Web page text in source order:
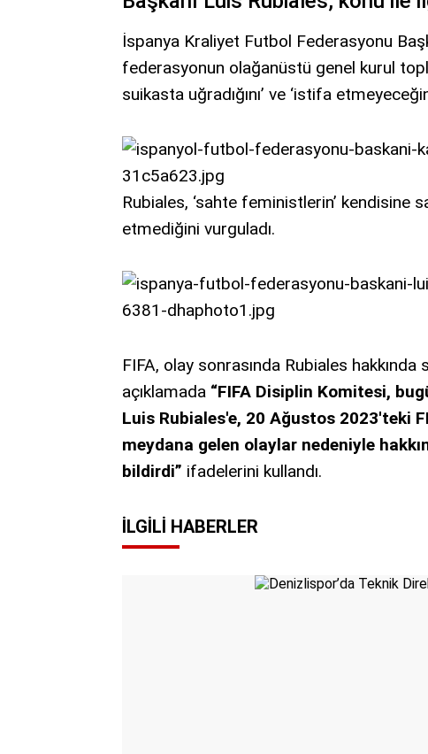
İspanya Kraliyet Futbol Federasyonu
federasyonun olağanüstü genel kurul
suikasta uğradığını’ ve ‘istifa
Rubiales, ‘sahte feministlerin’ kendisine
etmediğini vurguladı.
FIFA, olay sonrasında Rubiales
açıklamada “FIFA Disiplin Komitesi,
Luis Rubiales'e, 20 Ağustos 2023'teki
meydana gelen olaylar nedeniyle
bildirdi” ifadelerini kullandı.
İLGILI HABERLER